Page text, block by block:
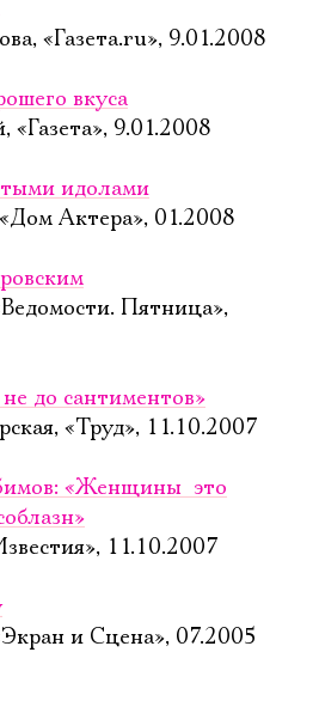
«Газета.ru», 9.01.2008
вкуса
«Газета», 9.01.2008
идолами
Актера», 01.2008
Пятница»,
до сантиментов»
«Труд», 11.10.2007
«Женщины  это
11.10.2007
и Сцена», 07.2005